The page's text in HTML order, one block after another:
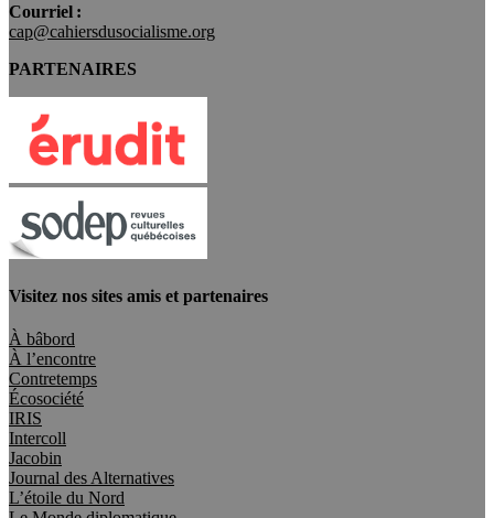
Courriel :
cap@cahiersdusocialisme.org
PARTENAIRES
Visitez nos sites amis et partenaires
À bâbord
À l’encontre
Contretemps
Écosociété
IRIS
Intercoll
Jacobin
Journal des Alternatives
L’étoile du Nord